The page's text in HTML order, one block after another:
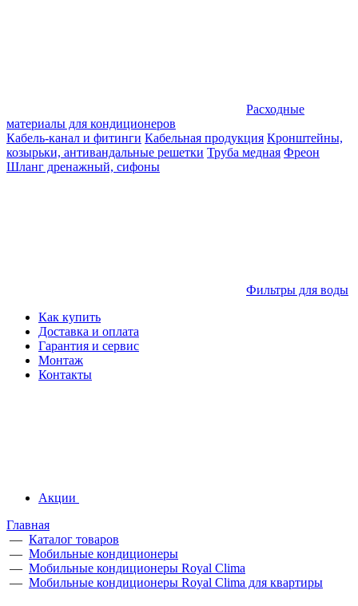
Расходные
материалы для кондиционеров
Кабель-канал и фитинги Кабельная продукция Кронштейны,
козырьки, антивандальные решетки Труба медная Фреон
Шланг дренажный, сифоны
Фильтры для воды
Как купить
Доставка и оплата
Гарантия и сервис
Монтаж
Контакты
Акции
Главная
— Каталог товаров
— Мобильные кондиционеры
— Мобильные кондиционеры Royal Clima
— Мобильные кондиционеры Royal Clima для квартиры